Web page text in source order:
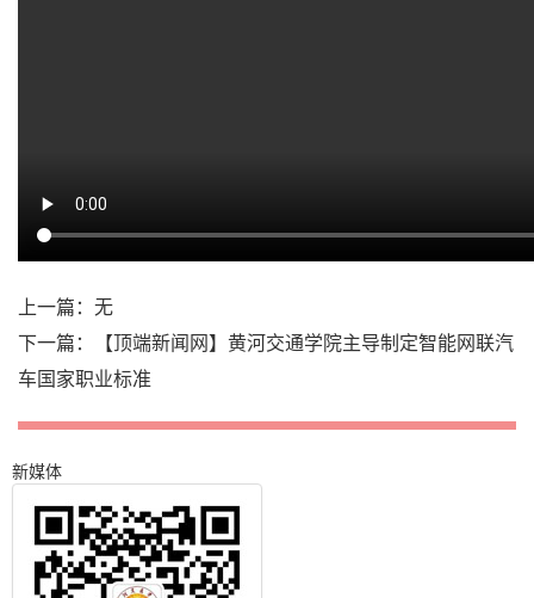
上一篇：无
下一篇：
【顶端新闻网】黄河交通学院主导制定智能网联汽
车国家职业标准
新媒体